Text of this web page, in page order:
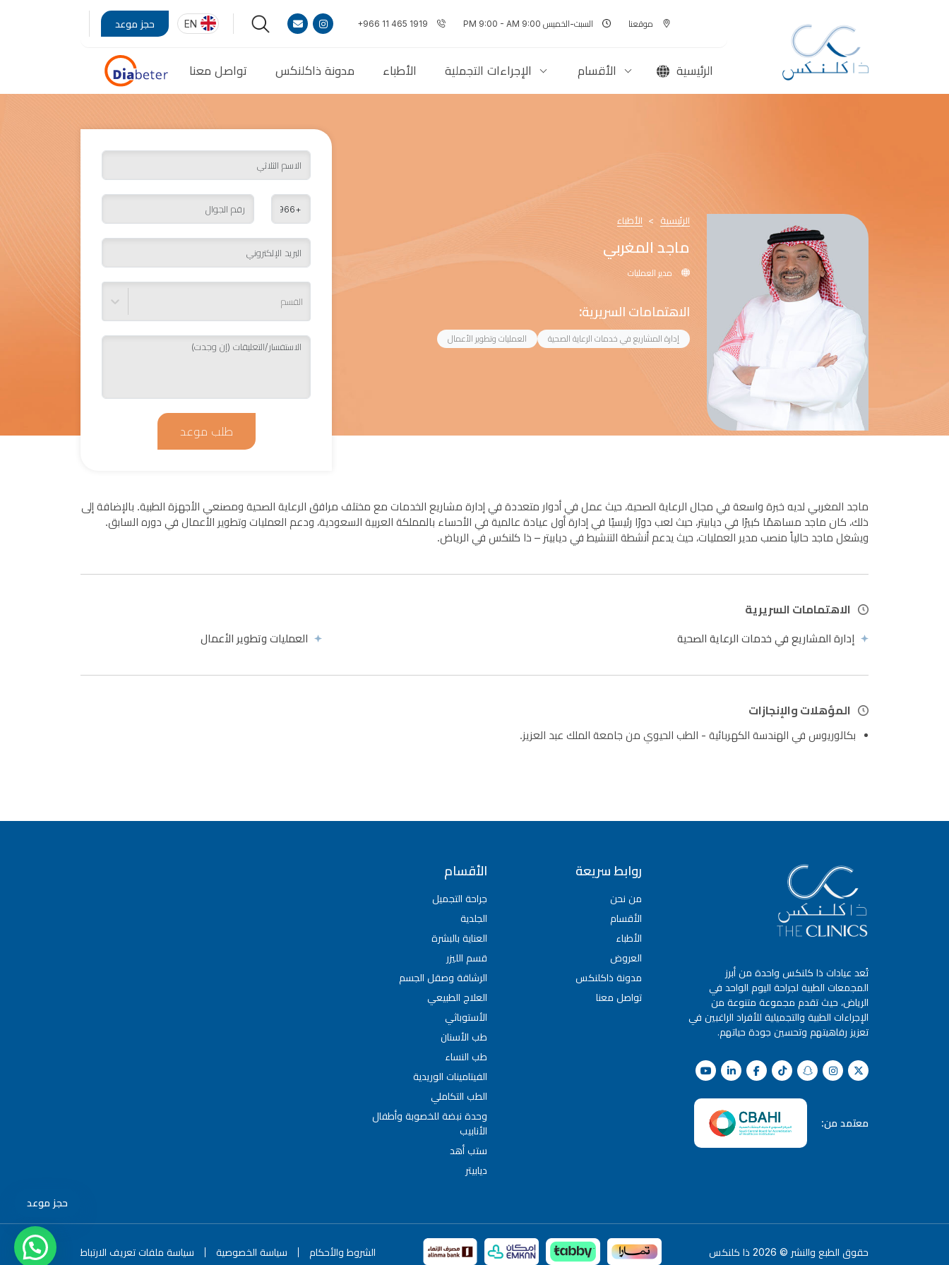
موقعنا السبت-الخميس 9:00 PM 9:00 - AM +966 11 465 1919
EN حجز موعد
الرئيسية الأقسام الإجراءات التجملية الأطباء مدونة ذاكلنكس تواصل معنا
الرئيسية الأطباء
ماجد المغربي
مدير العمليات
الاهتمامات السريرية:
إدارة المشاريع في خدمات الرعاية الصحية العمليات وتطوير الأعمال
القسم
طلب موعد
ماجد المغربي لديه خبرة واسعة في مجال الرعاية الصحية، حيث عمل في أدوار متعددة في إدارة مشاريع الخدمات مع مختلف مرافق الرعاية الصحية ومصنعي الأجهزة الطبية. بالإضافة إلى
ذلك، كان ماجد مساهمًا كبيرًا في ديابيتر، حيث لعب دورًا رئيسيًا في إدارة أول عيادة عالمية في الأحساء بالمملكة العربية السعودية، ودعم العمليات وتطوير الأعمال في دوره السابق.
ويشغل ماجد حالياً منصب مدير العمليات، حيث يدعم أنشطة التنشيط في ديابيتر – ذا كلنكس في الرياض.
الاهتمامات السريرية
إدارة المشاريع في خدمات الرعاية الصحية العمليات وتطوير الأعمال
المؤهلات والإنجازات
بكالوريوس في الهندسة الكهربائية - الطب الحيوي من جامعة الملك عبد العزيز.
حجز موعد
تُعد عيادات ذا كلنكس واحدة من أبرز
المجمعات الطبية لجراحة اليوم الواحد في
الرياض، حيث تقدم مجموعة متنوعة من
الإجراءات الطبية والتجميلية للأفراد الراغبين في
تعزيز رفاهيتهم وتحسين جودة حياتهم.
معتمد من:
روابط سريعة
من نحن
الأقسام
الأطباء
العروض
مدونة ذاكلنكس
تواصل معنا
الأقسام
جراحة التجميل
الجلدية
العناية بالبشرة
قسم الليزر
الرشاقة وصقل الجسم
العلاج الطبيعي
الأستوباثي
طب الأسنان
طب النساء
الفيتامينات الوريدية
الطب التكاملي
وحدة نبضة للخصوبة وأطفال
الأنابيب
ستب أهد
ديابيتر
حقوق الطبع والنشر ©
2026 ذا كلنكس الشروط والأحكام سياسة الخصوصية سياسة ملفات تعريف الارتباط